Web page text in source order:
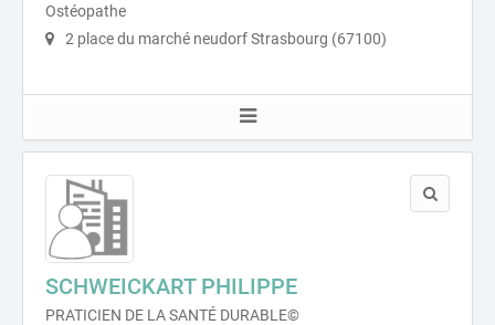
Ostéopathe
2 place du marché neudorf Strasbourg (67100)
SCHWEICKART PHILIPPE
PRATICIEN DE LA SANTÉ DURABLE©